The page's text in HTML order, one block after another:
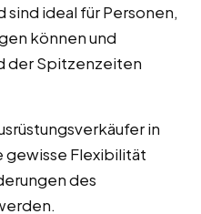
ideal für Personen,
können und
der Spitzenzeiten
in
gewisse Flexibilität
des